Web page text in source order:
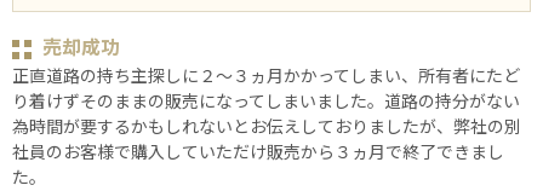
売却成功
正直道路の持ち主探しに２～３ヵ月かかってしまい、所有者にたど
り着けずそのままの販売になってしまいました。道路の持分がない
為時間が要するかもしれないとお伝えしておりましたが、弊社の別
社員のお客様で購入していただけ販売から３ヵ月で終了できまし
た。